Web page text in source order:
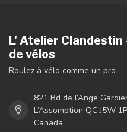
L' Atelier
de vélos
Roulez à vélo comme un pro
821 Bd de l’Ange
L’Assomption QC J5W
Canada